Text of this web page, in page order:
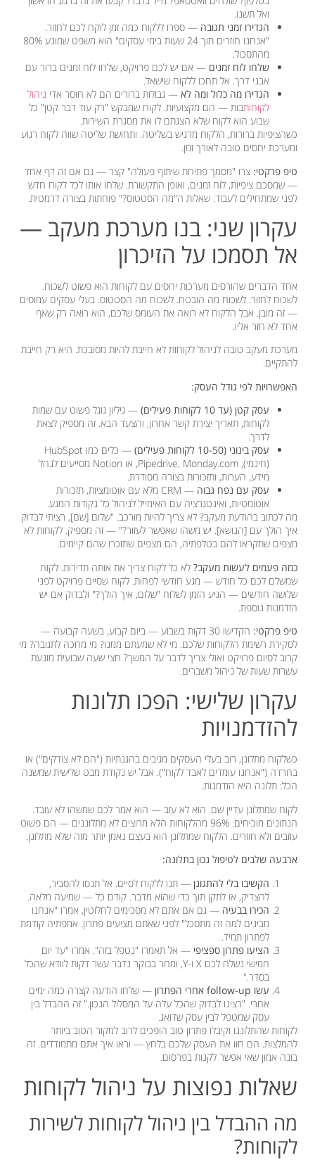
ואל תשנו.
הגדירו זמני תגובה— ספרו ללקוח כמה זמן לוקח לכם לחזור.
"אנחנו חוזרים תוך 24 שעות בימי עסקים" הוא משפט שמונע 80%
מהתסכול.
שלחו לוח זמנים— אם יש לכם פרויקט, שלחו לוח זמנים ברור עם
אבני דרך. אל תחכו ללקוח שישאל.
הגדירו מה כלול ומה לא— גבולות ברורים הם לא חוסר אדי ניהול
לקוחותבות — הם מקצועיות. לקוח שמבקש "רק עוד דבר קטן" כל
שבוע הוא לקוח שלא הצגתם לו את מסגרת השירות.
כשהציפיות ברורות, הלקוח מרגיש בשליטה. ותחושת שליטה שווה לקוח רגוע
ומערכת יחסים טובה לאורך זמן.
טיפ פרקטי:צרו "מסמך פתיחת שיתוף פעולה" קצר — גם אם זה דף אחד
— שמסכם ציפיות, לוח זמנים, ואופן התקשורת. שלחו אותו לכל לקוח חדש
לפני שמתחילים לעבוד. שאלות ה"מה הסטטוס?" פוחתות בצורה דרמטית.
עקרון שני: בנו מערכת מעקב —
אל תסמכו על הזיכרון
אחד הדברים שהורסים מערכות יחסים עם לקוחות הוא פשוט לשכוח.
לשכוח לחזור. לשכוח מה הובטח. לשכוח מה הסטטוס. בעלי עסקים עמוסים
— זה מובן. אבל הלקוח לא רואה את העומס שלכם, הוא רואה רק שאף
אחד לא חזר אליו.
מערכת מעקב טובה לניהול לקוחות לא חייבת להיות מסובכת. היא רק חייבת
להתקיים.
האפשרויות לפי גודל העסק:
עסק קטן (עד 10 לקוחות פעילים)
— גיליון גוגל פשוט עם שמות
לקוחות, תאריך יצירת קשר אחרון, והצעד הבא. זה מספיק לצאת
לדרך.
עסק בינוני (10-50 לקוחות פעילים)
— כלים כמו HubSpot
(חינמי), Pipedrive, Monday.com, או Notion מסייעים לנהל
מידע, הערות, ותזכורות בצורה מסודרת.
עסק עם נפח גבוה
— CRM מלא עם אוטומציות, תזכורות
אוטומטיות, ואינטגרציה עם האימייל לניהול כל נקודות המגע.
מה לכתוב בהודעת מעקב? לא צריך להיות מורכב. "שלום [שם], רציתי לבדוק
איך הולך עם [הנושא]. יש משהו שאפשר לעזור?" — זה מספיק. לקוחות לא
מצפים שתקראו להם בטלפתיה, הם מצפים שתזכרו שהם קיימים.
כמה פעמים לעשות מעקב?לא כל לקוח צריך את אותה תדירות. לקוח
שמשלם לכם כל חודש — מגע חודשי לפחות. לקוח שסיים פרויקט לפני
שלושה חודשים — הגיע הזמן לשלוח "שלום, איך הולך?" ולבדוק אם יש
הזדמנות נוספת.
טיפ פרקטי:
הקדישו 30 דקות בשבוע — ביום קבוע, בשעה קבועה —
לסקירת רשימת הלקוחות שלכם. מי לא שמעתם ממנו? מי מחכה לתגובה? מי
קרוב לסיום פרויקט ואולי צריך לדבר על המשך? חצי שעה שבועית מונעת
עשרות שעות של ניהול משברים.
עקרון שלישי: הפכו תלונות
להזדמנויות
כשלקוח מתלונן, רוב בעלי העסקים מגיבים בהגנתיות ("הם לא צודקים") או
בחרדה ("אנחנו עומדים לאבד לקוח"). אבל יש נקודת מבט שלישית שמשנה
הכל: תלונה היא הזדמנות.
לקוח שמתלונן עדיין שם. הוא לא עזב — הוא אמר לכם שמשהו לא עובד.
הנתונים מוכיחים: 96% מהלקוחות הלא מרוצים לא מתלוננים — הם פשוט
עוזבים ולא חוזרים. הלקוח שמתלונן הוא בעצם נאמן יותר מזה שלא מתלונן.
ארבעה שלבים לטיפול נכון בתלונה:
הקשיבו בלי להתגונן— תנו ללקוח לסיים. אל תנסו להסביר,
להצדיק, או לתקן תוך כדי שהוא מדבר. קודם כל — שמיעה מלאה.
הכירו בבעיה— גם אם אתם לא מסכימים לחלוטין, אמרו "אנחנו
מבינים למה זה מתסכל" לפני שאתם מציעים פתרון. אמפתיה קודמת
לפתרון תמיד.
הציעו פתרון ספציפי— אל תאמרו "נטפל בזה". אמרו "עד יום
חמישי נשלח לכם X ו-Y, ומחר בבוקר נדבר עשר דקות לוודא שהכל
בסדר."
עשו follow-up אחרי הפתרון
— שלחו הודעה קצרה כמה ימים
אחרי. "רצינו לבדוק שהכל עלה על המסלול הנכון." זה ההבדל בין
עסק שמטפל לבין עסק שדואג.
לקוחות שהתלוננו וקיבלו פתרון טוב הופכים לרוב למקור הטוב ביותר
להמלצות. הם חוו את העסק שלכם בלחץ — וראו איך אתם מתמודדים. זה
בונה אמון שאי אפשר לקנות בפרסום.
שאלות נפוצות על ניהול לקוחות
מה ההבדל בין ניהול לקוחות לשירות
לקוחות?